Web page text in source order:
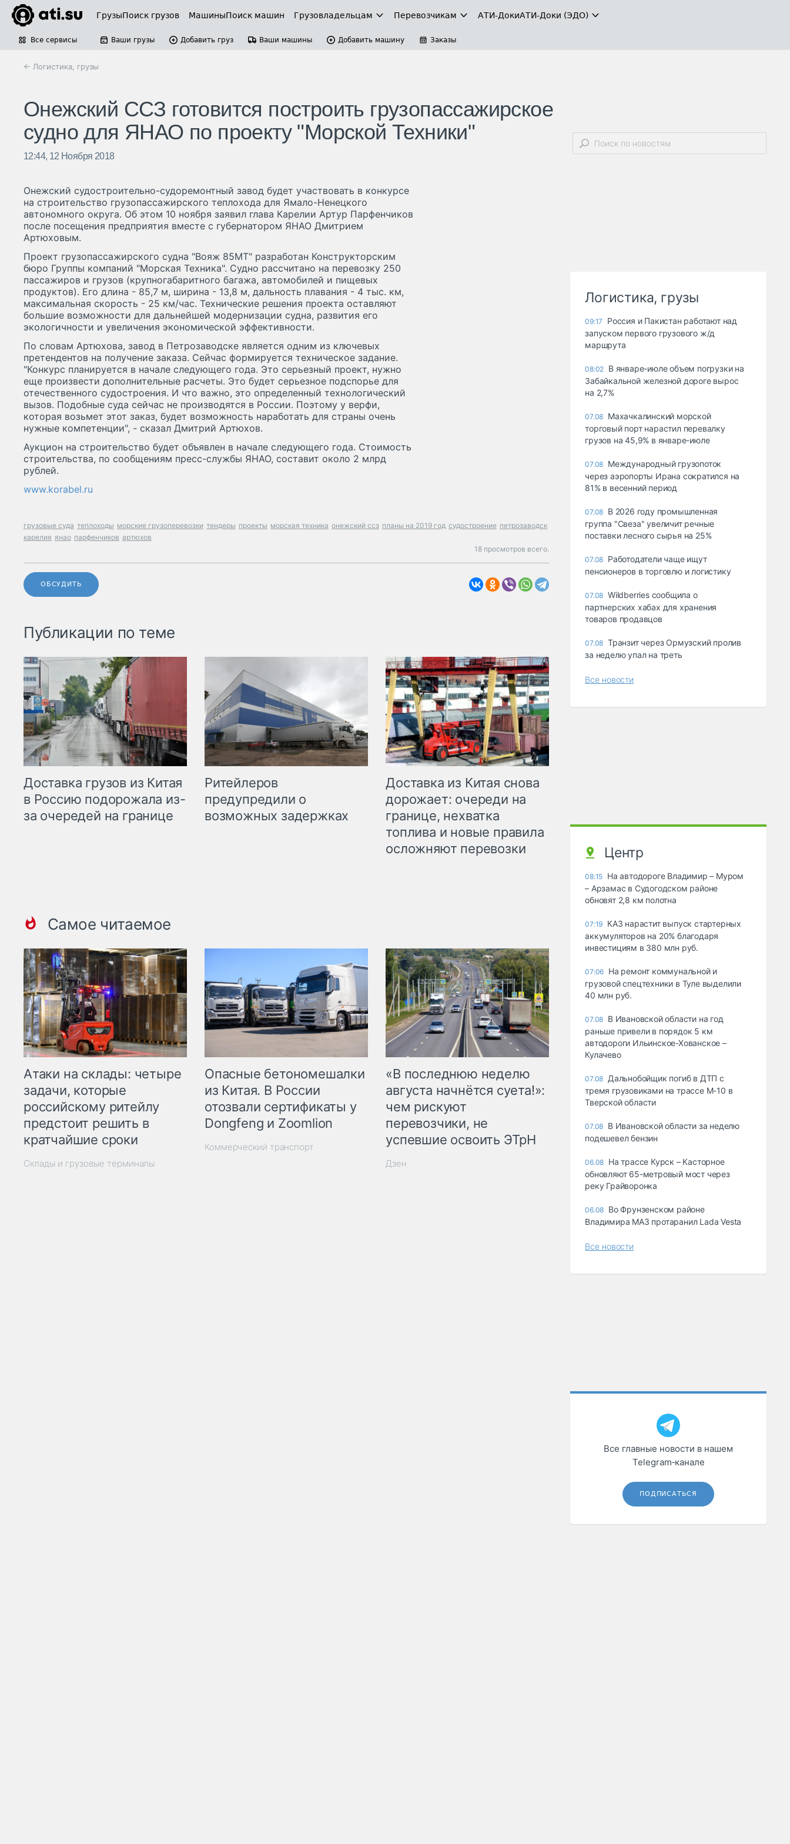
ГрузыПоиск грузов МашиныПоиск машин Грузовладельцам Перевозчикам АТИ-ДокиАТИ-Доки (ЭДО)
Все сервисы Ваши грузы Добавить груз Ваши машины Добавить машину Заказы
← Логистика, грузы
Онежский ССЗ готовится построить грузопассажирское
судно для ЯНАО по проекту "Морской Техники"
12:44, 12 Ноября 2018
Онежский судостроительно-судоремонтный завод будет участвовать в конкурсе
на строительство грузопассажирского теплохода для Ямало-Ненецкого
автономного округа. Об этом 10 ноября заявил глава Карелии Артур Парфенчиков
после посещения предприятия вместе с губернатором ЯНАО Дмитрием
Артюховым.
Проект грузопассажирского судна "Вояж 85МТ" разработан Конструкторским
бюро Группы компаний "Морская Техника". Судно рассчитано на перевозку 250
пассажиров и грузов (крупногабаритного багажа, автомобилей и пищевых
продуктов). Его длина - 85,7 м, ширина - 13,8 м, дальность плавания - 4 тыс. км,
максимальная скорость - 25 км/час. Технические решения проекта оставляют
большие возможности для дальнейшей модернизации судна, развития его
экологичности и увеличения экономической эффективности.
По словам Артюхова, завод в Петрозаводске является одним из ключевых
претендентов на получение заказа. Сейчас формируется техническое задание.
"Конкурс планируется в начале следующего года. Это серьезный проект, нужно
еще произвести дополнительные расчеты. Это будет серьезное подспорье для
отечественного судостроения. И что важно, это определенный технологический
вызов. Подобные суда сейчас не производятся в России. Поэтому у верфи,
которая возьмет этот заказ, будет возможность наработать для страны очень
нужные компетенции", - сказал Дмитрий Артюхов.
Аукцион на строительство будет объявлен в начале следующего года. Стоимость
строительства, по сообщениям пресс-службы ЯНАО, составит около 2 млрд
рублей.
www.korabel.ru
грузовые суда теплоходы морские грузоперевозки тендеры проекты морская техника онежский ссз планы на 2019 год судостроение петрозаводск
карелия янао парфенчиков артюхов
18 просмотров всего.
ОБСУДИТЬ
Публикации по теме
Доставка грузов из Китая
в Россию подорожала из-
за очередей на границе
Ритейлеров
предупредили о
возможных задержках
Доставка из Китая снова
дорожает: очереди на
границе, нехватка
топлива и новые правила
осложняют перевозки
Самое читаемое
Атаки на склады: четыре
задачи, которые
российскому ритейлу
предстоит решить в
кратчайшие сроки
Склады и грузовые терминалы
Опасные бетономешалки
из Китая. В России
отозвали сертификаты у
Dongfeng и Zoomlion
Коммерческий транспорт
«В последнюю неделю
августа начнётся суета!»:
чем рискуют
перевозчики, не
успевшие освоить ЭТрН
Дзен
Логистика, грузы
09:17
Россия и Пакистан работают над
запуском первого грузового ж/д
маршрута
08:02 В январе-июле объем погрузки на
Забайкальной железной дороге вырос
на 2,7%
07.08 Махачкалинский морской
торговый порт нарастил перевалку
грузов на 45,9% в январе-июле
07.08 Международный грузопоток
через аэропорты Ирана сократился на
81% в весенний период
07.08 В 2026 году промышленная
группа "Свеза" увеличит речные
поставки лесного сырья на 25%
07.08 Работодатели чаще ищут
пенсионеров в торговлю и логистику
07.08 Wildberries сообщила о
партнерских хабах для хранения
товаров продавцов
07.08 Транзит через Ормузский пролив
за неделю упал на треть
Все новости
Центр
08:15 На автодороге Владимир – Муром
– Арзамас в Судогодском районе
обновят 2,8 км полотна
07:19 КАЗ нарастит выпуск стартерных
аккумуляторов на 20% благодаря
инвестициям в 380 млн руб.
07:06 На ремонт коммунальной и
грузовой спецтехники в Туле выделили
40 млн руб.
07.08 В Ивановской области на год
раньше привели в порядок 5 км
автодороги Ильинское-Хованское –
Кулачево
07.08 Дальнобойщик погиб в ДТП с
тремя грузовиками на трассе М-10 в
Тверской области
07.08 В Ивановской области за неделю
подешевел бензин
06.08 На трассе Курск – Касторное
обновляют 65-метровый мост через
реку Грайворонка
06.08 Во Фрунзенском районе
Владимира МАЗ протаранил Lada Vesta
Все новости
Все главные новости в нашем
Telegram‑канале
ПОДПИСАТЬСЯ